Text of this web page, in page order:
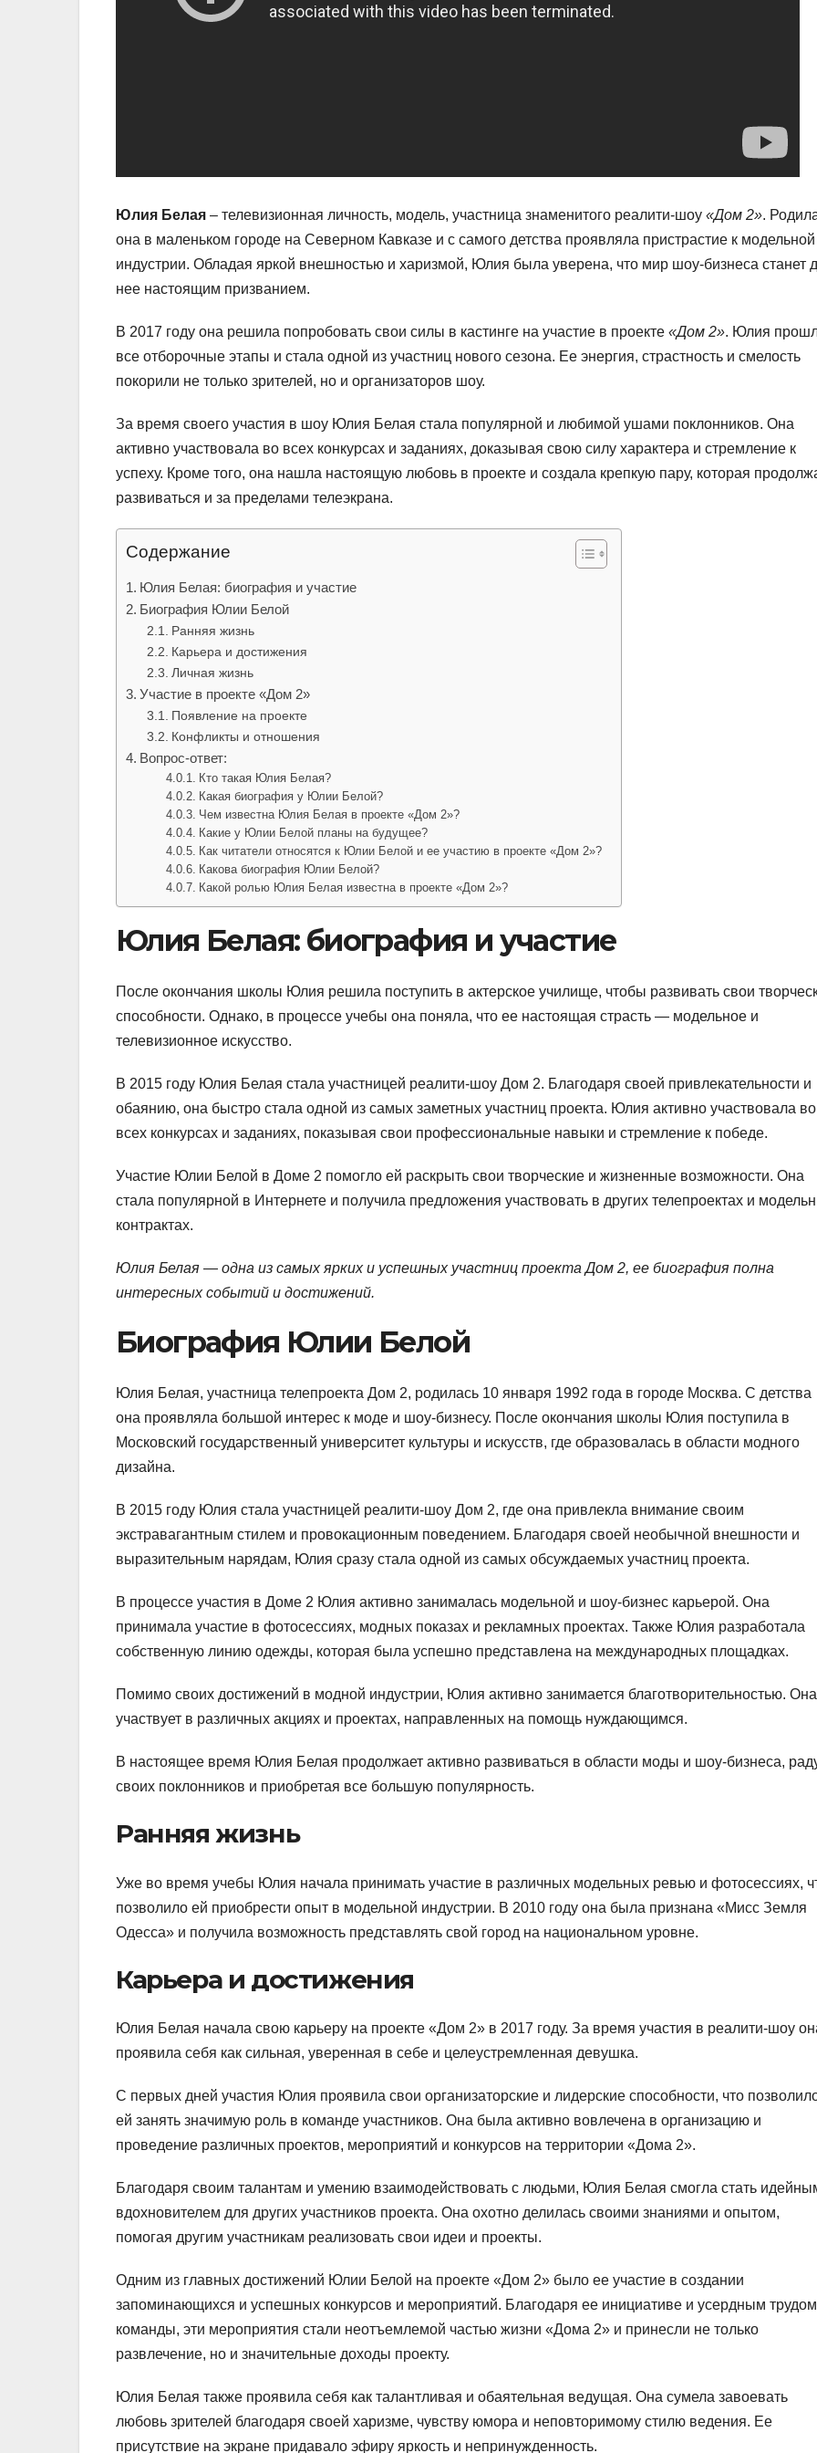
Юлия Белая – телевизионная личность, модель, участница знаменитого реалити-шоу «Дом 2».
она в маленьком городе на Северном Кавказе и с самого детства проявляла пристрастие к модельной
индустрии. Обладая яркой внешностью и харизмой, Юлия была уверена, что мир шоу-бизнеса станет
нее настоящим призванием.
В 2017 году она решила попробовать свои силы в кастинге на участие в проекте «Дом 2». Юлия
все отборочные этапы и стала одной из участниц нового сезона. Ее энергия, страстность и смелость
покорили не только зрителей, но и организаторов шоу.
За время своего участия в шоу Юлия Белая стала популярной и любимой ушами поклонников. Она
активно участвовала во всех конкурсах и заданиях, доказывая свою силу характера и стремление к
успеху. Кроме того, она нашла настоящую любовь в проекте и создала крепкую пару, которая
развиваться и за пределами телеэкрана.
Содержание
Юлия Белая: биография и участие
Биография Юлии Белой
Ранняя жизнь
Карьера и достижения
Личная жизнь
Участие в проекте «Дом 2»
Появление на проекте
Конфликты и отношения
Вопрос-ответ:
Кто такая Юлия Белая?
Какая биография у Юлии Белой?
Чем известна Юлия Белая в проекте «Дом 2»?
Какие у Юлии Белой планы на будущее?
Как читатели относятся к Юлии Белой и ее участию в проекте «Дом 2»?
Какова биография Юлии Белой?
Какой ролью Юлия Белая известна в проекте «Дом 2»?
Юлия Белая: биография и участие
После окончания школы Юлия решила поступить в актерское училище, чтобы развивать свои
способности. Однако, в процессе учебы она поняла, что ее настоящая страсть — модельное и
телевизионное искусство.
В 2015 году Юлия Белая стала участницей реалити-шоу Дом 2. Благодаря своей привлекательности и
обаянию, она быстро стала одной из самых заметных участниц проекта. Юлия активно участвовала во
всех конкурсах и заданиях, показывая свои профессиональные навыки и стремление к победе.
Участие Юлии Белой в Доме 2 помогло ей раскрыть свои творческие и жизненные возможности. Она
стала популярной в Интернете и получила предложения участвовать в других телепроектах и
контрактах.
Юлия Белая — одна из самых ярких и успешных участниц проекта Дом 2, ее биография полна
интересных событий и достижений.
Биография Юлии Белой
Юлия Белая, участница телепроекта Дом 2, родилась 10 января 1992 года в городе Москва. С детства
она проявляла большой интерес к моде и шоу-бизнесу. После окончания школы Юлия поступила в
Московский государственный университет культуры и искусств, где образовалась в области модного
дизайна.
В 2015 году Юлия стала участницей реалити-шоу Дом 2, где она привлекла внимание своим
экстравагантным стилем и провокационным поведением. Благодаря своей необычной внешности и
выразительным нарядам, Юлия сразу стала одной из самых обсуждаемых участниц проекта.
В процессе участия в Доме 2 Юлия активно занималась модельной и шоу-бизнес карьерой. Она
принимала участие в фотосессиях, модных показах и рекламных проектах. Также Юлия разработала
собственную линию одежды, которая была успешно представлена на международных площадках.
Помимо своих достижений в модной индустрии, Юлия активно занимается благотворительностью. Она
участвует в различных акциях и проектах, направленных на помощь нуждающимся.
В настоящее время Юлия Белая продолжает активно развиваться в области моды и шоу-бизнеса,
своих поклонников и приобретая все большую популярность.
Ранняя жизнь
Уже во время учебы Юлия начала принимать участие в различных модельных ревью и фотосессиях,
позволило ей приобрести опыт в модельной индустрии. В 2010 году она была признана «Мисс Земля
Одесса» и получила возможность представлять свой город на национальном уровне.
Карьера и достижения
Юлия Белая начала свою карьеру на проекте «Дом 2» в 2017 году. За время участия в реалити-шоу
проявила себя как сильная, уверенная в себе и целеустремленная девушка.
С первых дней участия Юлия проявила свои организаторские и лидерские способности, что
ей занять значимую роль в команде участников. Она была активно вовлечена в организацию и
проведение различных проектов, мероприятий и конкурсов на территории «Дома 2».
Благодаря своим талантам и умению взаимодействовать с людьми, Юлия Белая смогла стать
вдохновителем для других участников проекта. Она охотно делилась своими знаниями и опытом,
помогая другим участникам реализовать свои идеи и проекты.
Одним из главных достижений Юлии Белой на проекте «Дом 2» было ее участие в создании
запоминающихся и успешных конкурсов и мероприятий. Благодаря ее инициативе и усердным трудом
команды, эти мероприятия стали неотъемлемой частью жизни «Дома 2» и принесли не только
развлечение, но и значительные доходы проекту.
Юлия Белая также проявила себя как талантливая и обаятельная ведущая. Она сумела завоевать
любовь зрителей благодаря своей харизме, чувству юмора и неповторимому стилю ведения. Ее
присутствие на экране придавало эфиру яркость и непринужденность.